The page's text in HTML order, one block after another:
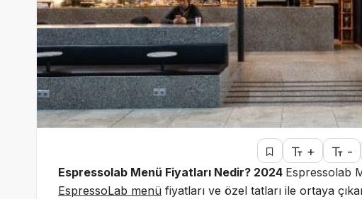
+ -
Espressolab Menü Fiyatları Nedir? 2024 Espressolab
EspressoLab menü fiyatları ve özel tatları ile ortaya